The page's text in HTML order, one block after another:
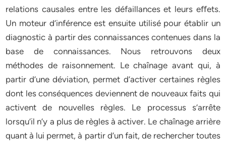
relations causales entre les défaillances et leurs eﬀets.
Un moteur d’inférence est ensuite utilisé pour établir un
diagnostic à partir des connaissances contenues dans la
base de connaissances. Nous retrouvons deux
méthodes de raisonnement. Le chaînage avant qui, à
partir d’une déviation, permet d’activer certaines règles
dont les conséquences deviennent de nouveaux faits qui
activent de nouvelles règles. Le processus s’arrête
lorsqu’il n’y a plus de règles à activer. Le chaînage arrière
quant à lui permet, à partir d’un fait, de rechercher toutes